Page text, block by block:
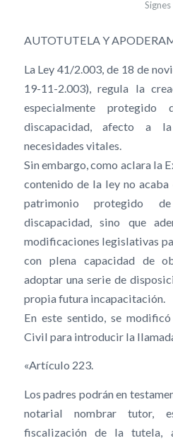
Signes
AUTOTUTELA Y
La Ley 41/2.003, de 18 de
19-11-2.003), regula la
especialmente
discapacidad, afecto a
necesidades vitales.
Sin embargo, como aclara la
contenido de la ley no
patrimonio protegido
discapacidad, sino que
modificaciones legislativas
con plena capacidad de
adoptar una serie de
propia futura incapacitación.
En este sentido, se
Civil para introducir la
«Artículo 223.
Los padres podrán en
notarial nombrar tutor,
fiscalización de la tutela,